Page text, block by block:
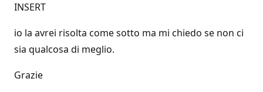
INSERT
io la avrei risolta come sotto ma mi chiedo se non ci
sia qualcosa di meglio.
Grazie